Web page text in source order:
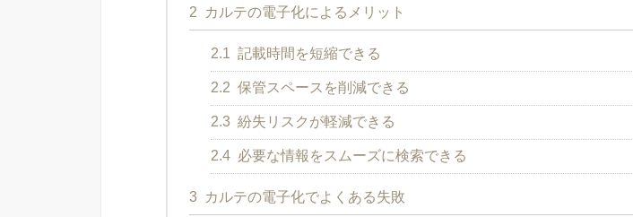
2 カルテの電子化によるメリット
2.1 記載時間を短縮できる
2.2 保管スペースを削減できる
2.3 紛失リスクが軽減できる
2.4 必要な情報をスムーズに検索できる
3 カルテの電子化でよくある失敗